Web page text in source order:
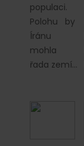
populaci.
Polohu by
Íránu
mohla
řada zemí…